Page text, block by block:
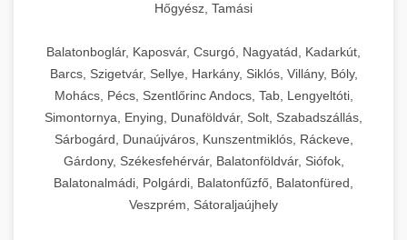
Hőgyész, Tamási
Balatonboglár, Kaposvár, Csurgó, Nagyatád, Kadarkút,
Barcs, Szigetvár, Sellye, Harkány, Siklós, Villány, Bóly,
Mohács, Pécs, Szentlőrinc Andocs, Tab, Lengyeltóti,
Simontornya, Enying, Dunaföldvár, Solt, Szabadszállás,
Sárbogárd, Dunaújváros, Kunszentmiklós, Ráckeve,
Gárdony, Székesfehérvár, Balatonföldvár, Siófok,
Balatonalmádi, Polgárdi, Balatonfűzfő, Balatonfüred,
Veszprém, Sátoraljaújhely